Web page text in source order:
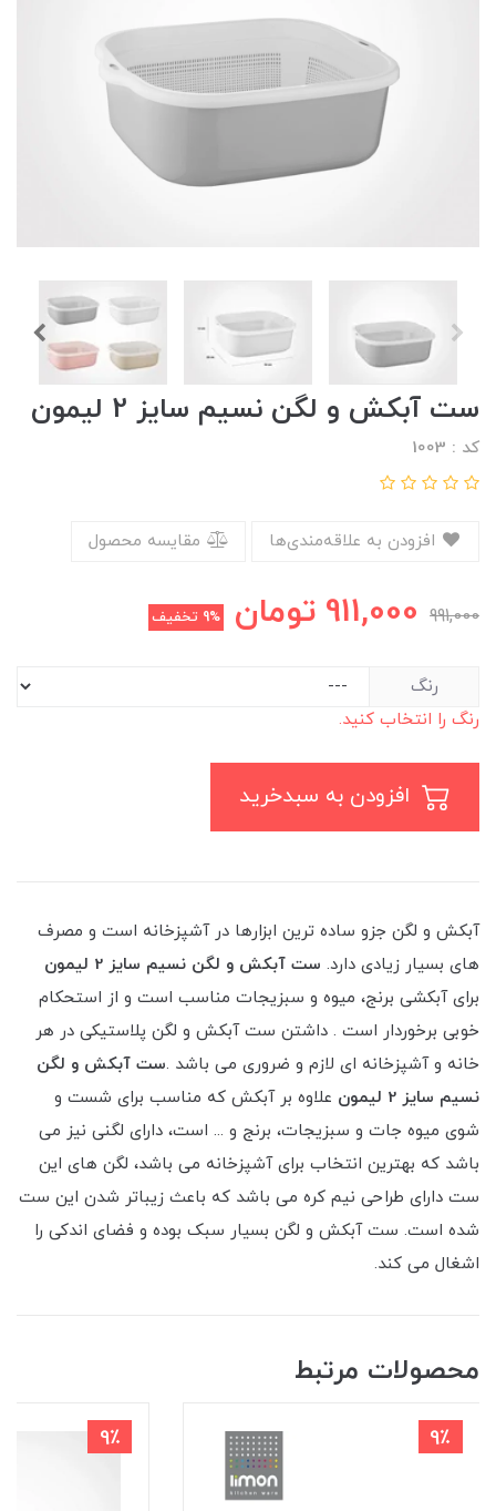
ست آبکش و لگن نسیم سایز 2 لیمون
کد : 1003
مقایسه محصول
991,000
911,000 تومان 9% تخفیف
رنگ
رنگ را انتخاب کنید.
آبکش و لگن جزو ساده ‌ترین ابزارها در آشپزخانه است و مصرف
های بسیار زیادی دارد. ست آبکش و لگن نسیم سایز 2
لیمون
برای آبکشی برنج، میوه و سبزیجات مناسب است و از استحکام
خوبی برخوردار است . داشتن ست آبکش و لگن پلاستیکی در هر
خانه و آشپزخانه ای لازم و ضروری می باشد .ست آبکش و لگن
نسیم سایز 2 لیمون
علاوه بر آبکش که مناسب برای شست و
شوی میوه جات و سبزیجات، برنج و ... است، دارای لگنی نیز می
باشد که بهترین انتخاب برای آشپزخانه می باشد، لگن های این
ست دارای طراحی نیم کره می باشد که باعث زیباتر شدن این ست
شده است. ست آبکش و لگن بسیار سبک بوده و فضای اندکی را
اشغال می کند.
محصولات مرتبط
9٪ 9٪